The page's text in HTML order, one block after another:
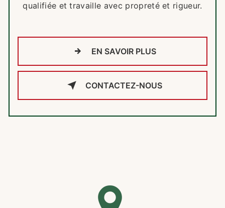
qualifiée et travaille avec propreté et rigueur.
EN SAVOIR PLUS
CONTACTEZ-NOUS